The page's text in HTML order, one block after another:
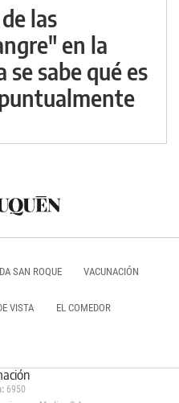
las
en la
sabe qué es
SAN ROQUE VACUNACIÓN
VISTA EL COMEDOR
6950